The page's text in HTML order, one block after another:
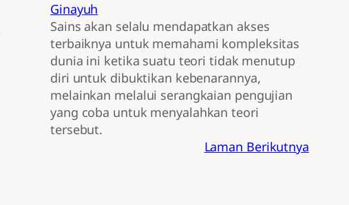
Ginayuh
Sains akan selalu mendapatkan akses
terbaiknya untuk memahami kompleksitas
dunia ini ketika suatu teori tidak menutup
diri untuk dibuktikan kebenarannya,
melainkan melalui serangkaian pengujian
yang coba untuk menyalahkan teori
tersebut.
Laman Berikutnya